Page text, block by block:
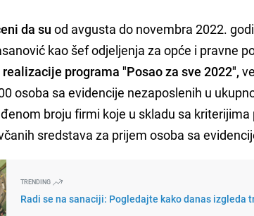
da su od avgusta do novembra 2022.
kao šef odjeljenja za opće i pravne
programa "Posao za sve 2022",
osoba sa evidencije nezaposlenih u
broju firmi koje u skladu sa
sredstava za prijem osoba sa
TRENDING
Radi se na sanaciji: Pogledajte kako danas izgleda